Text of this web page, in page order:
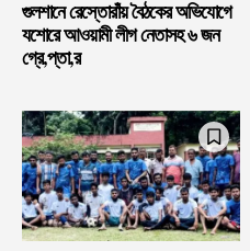
গুলশানে রেস্তোরাঁয় বৈঠকের অভিযোগে
যশোরে আওয়ামী লীগ নেতাসহ ৬ জন
গ্রে,প্তা,র